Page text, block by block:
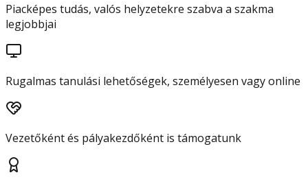
Piacképes tudás, valós helyzetekre szabva a szakma
legjobbjai
Rugalmas tanulási lehetőségek, személyesen vagy online
Vezetőként és pályakezdőként is támogatunk